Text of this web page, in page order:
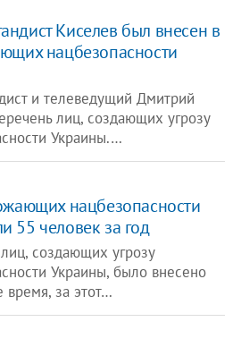
Киселев был внесен в
нацбезопасности
и телеведущий Дмитрий
лиц, создающих угрозу
Украины.…
нацбезопасности
55 человек за год
создающих угрозу
Украины, было внесено
время, за этот…